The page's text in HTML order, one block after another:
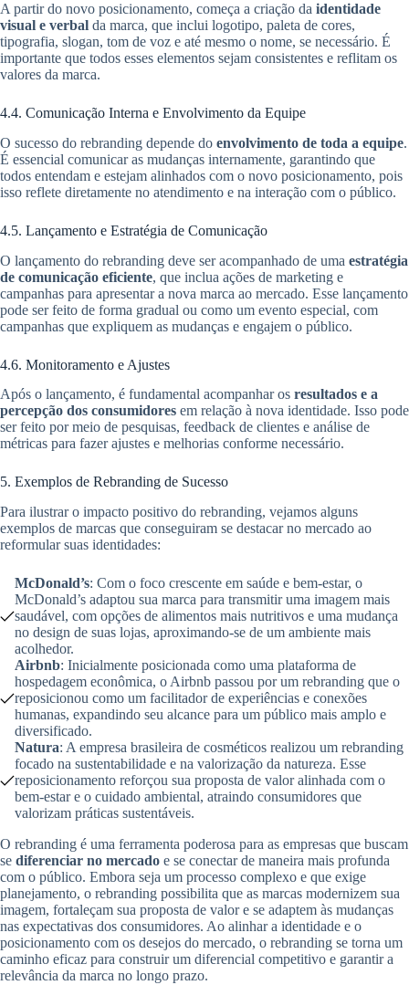
A partir do novo posicionamento, começa a criação da identidade
visual e verbal da marca, que inclui logotipo, paleta de cores,
tipografia, slogan, tom de voz e até mesmo o nome, se necessário. É
importante que todos esses elementos sejam consistentes e reflitam os
valores da marca.
4.4. Comunicação Interna e Envolvimento da Equipe
O sucesso do rebranding depende do envolvimento de toda a equipe.
É essencial comunicar as mudanças internamente, garantindo que
todos entendam e estejam alinhados com o novo posicionamento, pois
isso reflete diretamente no atendimento e na interação com o público.
4.5. Lançamento e Estratégia de Comunicação
O lançamento do rebranding deve ser acompanhado de uma estratégia
de comunicação eficiente, que inclua ações de marketing e
campanhas para apresentar a nova marca ao mercado. Esse lançamento
pode ser feito de forma gradual ou como um evento especial, com
campanhas que expliquem as mudanças e engajem o público.
4.6. Monitoramento e Ajustes
Após o lançamento, é fundamental acompanhar os resultados e a
percepção dos consumidores em relação à nova identidade. Isso pode
ser feito por meio de pesquisas, feedback de clientes e análise de
métricas para fazer ajustes e melhorias conforme necessário.
5. Exemplos de Rebranding de Sucesso
Para ilustrar o impacto positivo do rebranding, vejamos alguns
exemplos de marcas que conseguiram se destacar no mercado ao
reformular suas identidades:
McDonald’s: Com o foco crescente em saúde e bem-estar, o
McDonald’s adaptou sua marca para transmitir uma imagem mais
saudável, com opções de alimentos mais nutritivos e uma mudança
no design de suas lojas, aproximando-se de um ambiente mais
acolhedor.
Airbnb: Inicialmente posicionada como uma plataforma de
hospedagem econômica, o Airbnb passou por um rebranding que o
reposicionou como um facilitador de experiências e conexões
humanas, expandindo seu alcance para um público mais amplo e
diversificado.
Natura: A empresa brasileira de cosméticos realizou um rebranding
focado na sustentabilidade e na valorização da natureza. Esse
reposicionamento reforçou sua proposta de valor alinhada com o
bem-estar e o cuidado ambiental, atraindo consumidores que
valorizam práticas sustentáveis.
O rebranding é uma ferramenta poderosa para as empresas que buscam
se diferenciar no mercado e se conectar de maneira mais profunda
com o público. Embora seja um processo complexo e que exige
planejamento, o rebranding possibilita que as marcas modernizem sua
imagem, fortaleçam sua proposta de valor e se adaptem às mudanças
nas expectativas dos consumidores. Ao alinhar a identidade e o
posicionamento com os desejos do mercado, o rebranding se torna um
caminho eficaz para construir um diferencial competitivo e garantir a
relevância da marca no longo prazo.